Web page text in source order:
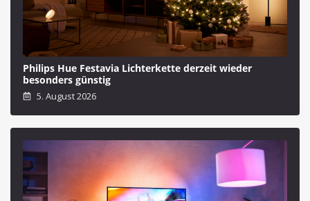
Philips Hue Festavia Lichterkette derzeit wieder
besonders günstig
5. August 2026